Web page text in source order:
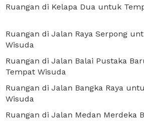
Ruangan di Kelapa Dua untuk
Ruangan di Jalan Raya Serpong
Wisuda
Ruangan di Jalan Balai Pustaka
Tempat Wisuda
Ruangan di Jalan Bangka Raya
Wisuda
Ruangan di Jalan Medan Merdeka